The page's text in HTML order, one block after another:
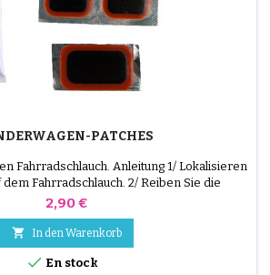
PATCHES
Fahrradschlauch. Anleitung 1/ Lokalisieren
dem Fahrradschlauch. 2/ Reiben Sie die
den Flicken aufnehmen soll, mit dem
Sie den Klebstoff gleichmäßig um das
Warten Sie etwa 1 Minute, bis der...
Preis
2,90 €
 In den Warenkorb
 En stock